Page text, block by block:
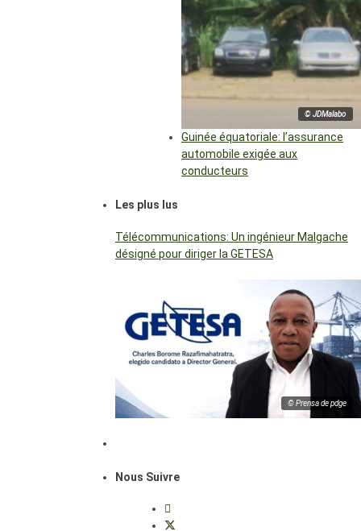
© JDMalabo
Guinée équatoriale: l’assurance
automobile exigée aux
conducteurs
Les plus lus
Télécommunications: Un ingénieur Malgache
désigné pour diriger la GETESA
© Prensa de pdge
Nous Suivre